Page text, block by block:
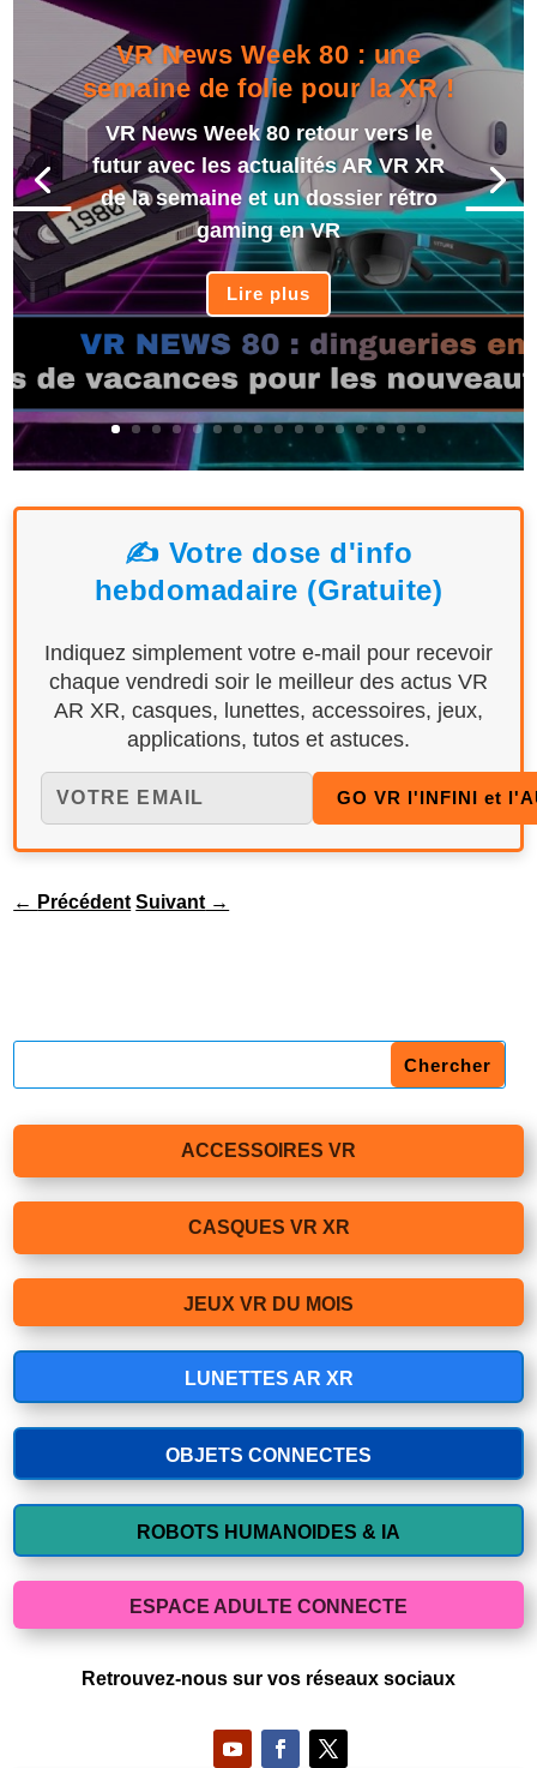
VR News Week 80 : une
semaine de folie pour la XR !
VR News Week 80 retour vers le
futur avec les actualités AR VR XR
de la semaine et un dossier rétro
gaming en VR
Lire plus
✍️ Votre dose d'info
hebdomadaire (Gratuite)
Indiquez simplement votre e-mail pour recevoir
chaque vendredi soir le meilleur des actus VR
AR XR, casques, lunettes, accessoires, jeux,
applications, tutos et astuces.
← Précédent Suivant →
ACCESSOIRES VR
CASQUES VR XR
JEUX VR DU MOIS
LUNETTES AR XR
OBJETS CONNECTES
ROBOTS HUMANOIDES & IA
ESPACE ADULTE CONNECTE
Retrouvez-nous sur vos réseaux sociaux